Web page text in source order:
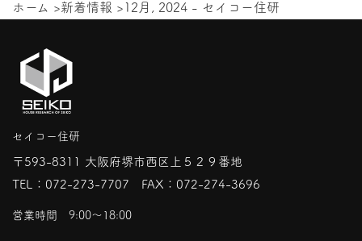
ホーム >新着情報 >12月, 2024 - セイコー住研
セイコー住研
〒593-8311 大阪府堺市西区上５２９番地
TEL： 072-273-7707 FAX：072-274-3696
営業時間 9:00〜18:00